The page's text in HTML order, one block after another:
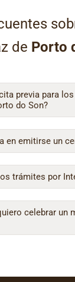
de Porto
previa para
do Son?
en emitirse un
trámites por
celebrar un